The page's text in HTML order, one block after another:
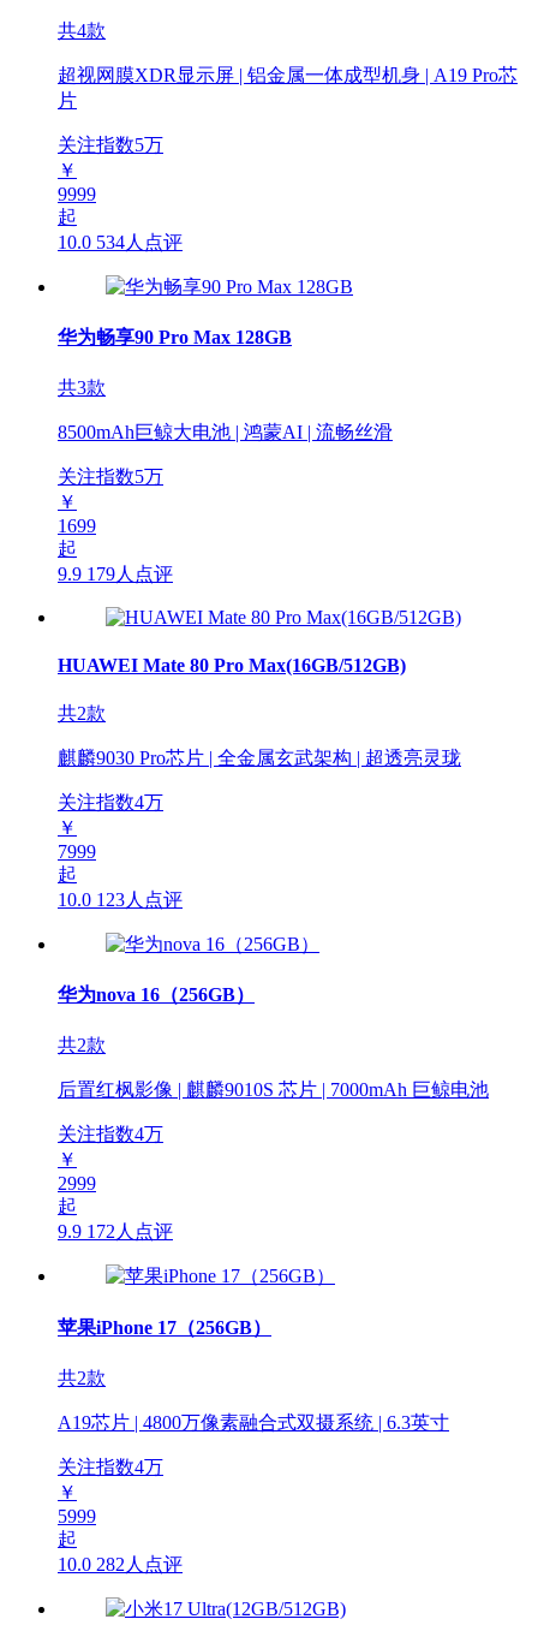
共4款
超视网膜XDR显示屏 | 铝金属一体成型机身 | A19 Pro芯
片
关注指数5万
￥
9999
起
10.0 534人点评
华为畅享90 Pro Max 128GB
共3款
8500mAh巨鲸大电池 | 鸿蒙AI | 流畅丝滑
关注指数5万
￥
1699
起
9.9 179人点评
HUAWEI Mate 80 Pro Max(16GB/512GB)
共2款
麒麟9030 Pro芯片 | 全金属玄武架构 | 超透亮灵珑
关注指数4万
￥
7999
起
10.0 123人点评
华为nova 16（256GB）
共2款
后置红枫影像 | 麒麟9010S 芯片 | 7000mAh 巨鲸电池
关注指数4万
￥
2999
起
9.9 172人点评
苹果iPhone 17（256GB）
共2款
A19芯片 | 4800万像素融合式双摄系统 | 6.3英寸
关注指数4万
￥
5999
起
10.0 282人点评